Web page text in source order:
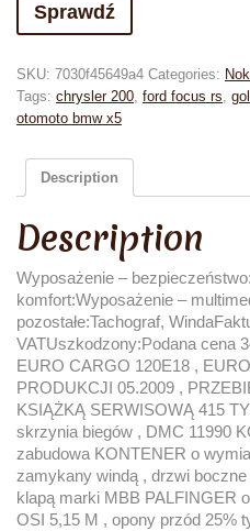
Sprawdź
SKU: 7030f45649a4 Categories:
Tags: chrysler 200, ford focus rs,
otomoto bmw x5
Description
Description
Wyposażenie –
komfort:Wyposażenie –
pozostałe:Tachograf,
VATUszkodzony:Podana cena
EURO CARGO 120E18 ,
PRODUKCJI 05.2009 ,
KSIĄŻKĄ SERWISOWĄ 415
skrzynia biegów , DMC 11990
zabudowa KONTENER o
zamykany windą , drzwi
klapą marki MBB PALFINGER
OSI 5,15 M , opony przód 25%